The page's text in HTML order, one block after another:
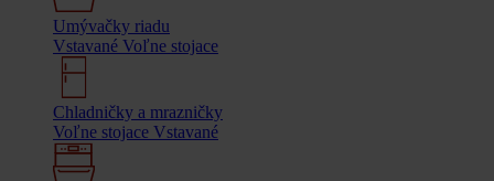
Umývačky riadu
Vstavané Voľne stojace
Chladničky a mrazničky
Voľne stojace Vstavané